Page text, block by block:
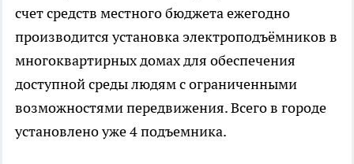
счет средств местного бюджета ежегодно
производится установка электроподъёмников в
многоквартирных домах для обеспечения
доступной среды людям с ограниченными
возможностями передвижения. Всего в городе
установлено уже 4 подъемника.